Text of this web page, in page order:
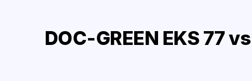
DOC-GREEN EKS 77